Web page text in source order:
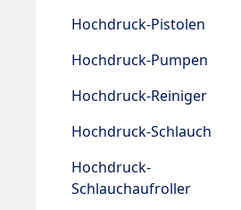
Hochdruck-Pistolen
Hochdruck-Pumpen
Hochdruck-Reiniger
Hochdruck-Schlauch
Hochdruck-
Schlauchaufroller